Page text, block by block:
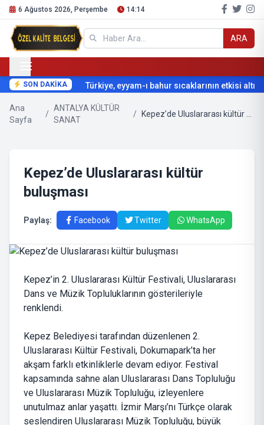
6 Ağustos 2026, Perşembe 14:14
ARA
SON DAKİKA Türkiye, eyyam-ı bahur sıcaklarının etkisi
Ana
Sayfa
/
ANTALYA KÜLTÜR
SANAT
/
Kepez’de Uluslararası kültür
buluşması
Paylaş: Facebook Twitter WhatsApp
Kepez’in 2. Uluslararası Kültür Festivali, Uluslararası
Dans ve Müzik Topluluklarının gösterileriyle
renklendi.
Kepez Belediyesi tarafından düzenlenen 2.
Uluslararası Kültür Festivali, Dokumapark’ta her
akşam farklı etkinliklerle devam ediyor. Festival
kapsamında sahne alan Uluslararası Dans Topluluğu
ve Uluslararası Müzik Topluluğu, izleyenlere
unutulmaz anlar yaşattı. İzmir Marşı’nı Türkçe olarak
seslendiren Uluslararası Müzik Topluluğu, büyük